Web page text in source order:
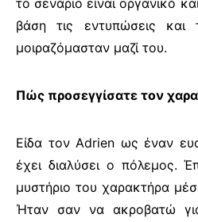
το σενάριο είναι οργανικό
βάση τις εντυπώσεις και
μοιραζόμασταν μαζί του.
Πώς προσεγγίσατε τον
Είδα τον Adrien ως έναν
έχει διαλύσει ο πόλεμος.
μυστήριο του χαρακτήρα
Ήταν σαν να ακροβατώ